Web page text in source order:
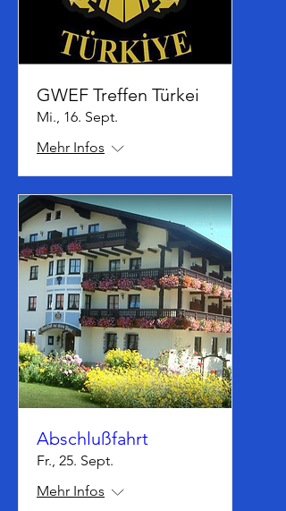
GWEF Treffen Türkei
Mi., 16. Sept.
Mehr Infos
Abschlußfahrt
Fr., 25. Sept.
Mehr Infos